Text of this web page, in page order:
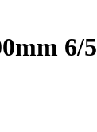
6/5